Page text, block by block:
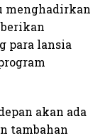
menghadirkan
para lansia
akan ada
tambahan